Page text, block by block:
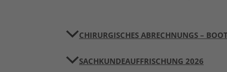
CHIRURGISCHES ABRECHNUNGS –
SACHKUNDEAUFFRISCHUNG 2026